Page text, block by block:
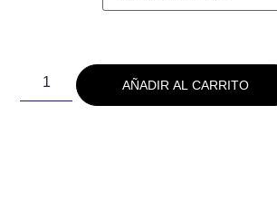
AÑADIR AL CARRITO